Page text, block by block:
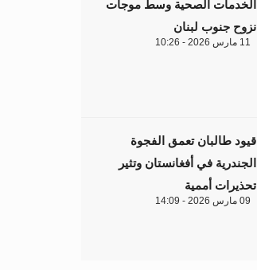
الخدمات الصحية وسط موجات
نزوح جنوب لبنان
11 مارس 2026 - 10:26
قيود طالبان تعمق الفجوة
الجندرية في أفغانستان وتثير
تحذيرات أممية
09 مارس 2026 - 14:09